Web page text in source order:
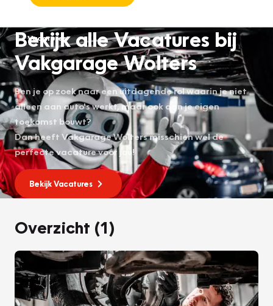
Vacatures
Bekijk alle Vacatures bij
Vakgarage Wolters
Ben je op zoek naar een uitdagende rol waarin je niet
alleen aan auto's werkt, maar ook aan je eigen
toekomst bouwt?
Dan heeft Vakgarage Wolters misschien wel de
perfecte vacature voor jou!
Bekijk Vacatures
Overzicht (1)